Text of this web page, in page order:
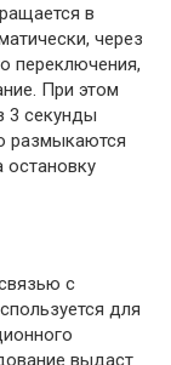
в
через
переключения,
При этом
3 секунды
размыкаются
остановку
с
для
выдаст